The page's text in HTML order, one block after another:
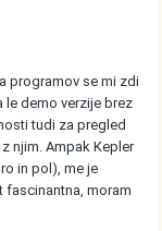
programov se mi zdi
le demo verzije brez
tudi za pregled
njim. Ampak Kepler
in pol), me je
fascinantna, moram